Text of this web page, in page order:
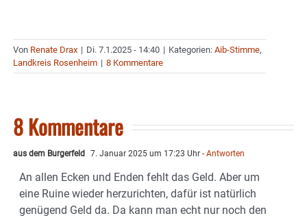
Von Renate Drax | Di. 7.1.2025 - 14:40 | Kategorien: Aib-Stimme,
Landkreis Rosenheim | 8 Kommentare
8 Kommentare
aus dem Burgerfeld 7. Januar 2025 um 17:23 Uhr - Antworten
An allen Ecken und Enden fehlt das Geld. Aber um
eine Ruine wieder herzurichten, dafür ist natürlich
genügend Geld da. Da kann man echt nur noch den